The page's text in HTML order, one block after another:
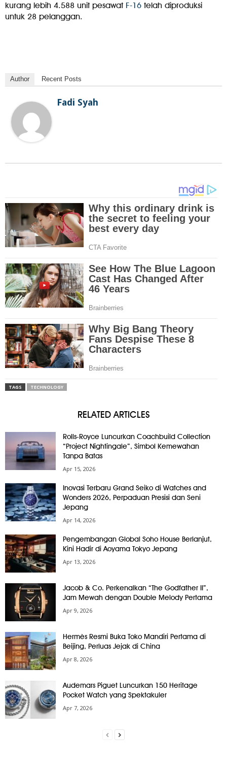
kurang lebih 4.588 unit pesawat F-16 telah diproduksi
untuk 28 pelanggan.
Author Recent Posts
Fadi Syah
TAGS TECHNOLOGY
RELATED ARTICLES
Rolls-Royce Luncurkan Coachbuild Collection
“Project Nightingale”, Simbol Kemewahan
Tanpa Batas
Apr 15, 2026
Inovasi Terbaru Grand Seiko di Watches and
Wonders 2026, Perpaduan Presisi dan Seni
Jepang
Apr 14, 2026
Pengembangan Global Soho House Berlanjut,
Kini Hadir di Aoyama Tokyo Jepang
Apr 13, 2026
Jacob & Co. Perkenalkan “The Godfather II”,
Jam Mewah dengan Double Melody Pertama
Apr 9, 2026
Hermès Resmi Buka Toko Mandiri Pertama di
Beijing, Perluas Jejak di China
Apr 8, 2026
Audemars Piguet Luncurkan 150 Heritage
Pocket Watch yang Spektakuler
Apr 7, 2026